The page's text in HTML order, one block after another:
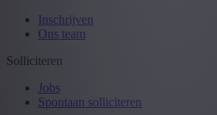
Inschrijven
Ons team
Solliciteren
Jobs
Spontaan solliciteren